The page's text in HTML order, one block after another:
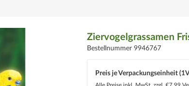
Ziervogelgrassamen
Bestellnummer 9946767
Preis je Verpackungseinheit